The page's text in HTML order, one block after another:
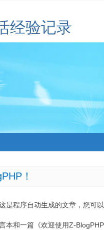
经验记录
！
是程序自动生成的文章，您可
本和一篇《欢迎使用Z-